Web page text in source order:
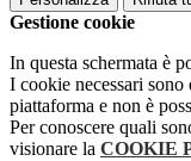
Gestione cookie
In questa schermata è
I cookie necessari
piattaforma e non è
Per conoscere quali
visionare la COOKIE